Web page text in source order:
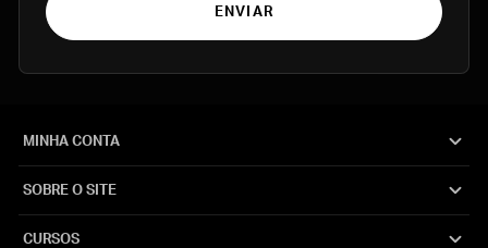
ENVIAR
MINHA CONTA
SOBRE O SITE
CURSOS